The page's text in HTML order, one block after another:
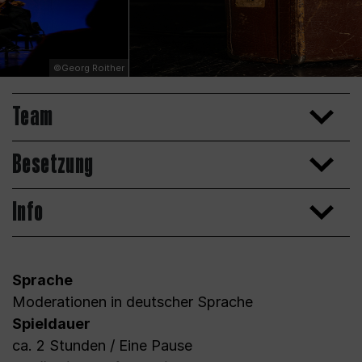
©Georg Roither
Team
Besetzung
Info
Sprache
Moderationen in deutscher Sprache
Spieldauer
ca. 2 Stunden / Eine Pause